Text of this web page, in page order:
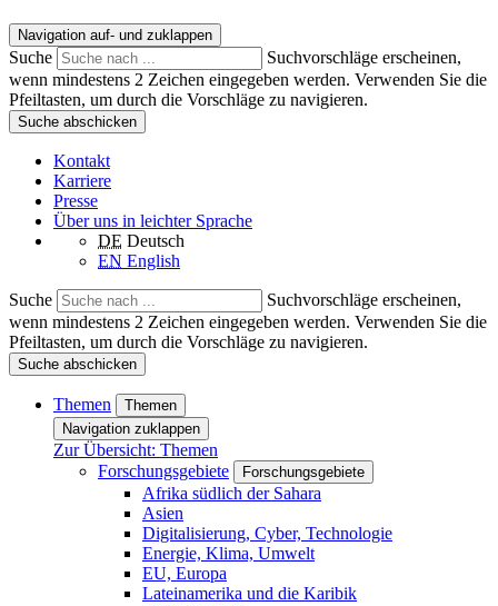
Navigation auf- und zuklappen
Suche
Suchvorschläge erscheinen,
wenn mindestens 2 Zeichen eingegeben werden. Verwenden Sie die
Pfeiltasten, um durch die Vorschläge zu navigieren.
Suche abschicken
Kontakt
Karriere
Presse
Über uns in leichter Sprache
DE Deutsch
EN English
Suche
Suchvorschläge erscheinen,
wenn mindestens 2 Zeichen eingegeben werden. Verwenden Sie die
Pfeiltasten, um durch die Vorschläge zu navigieren.
Suche abschicken
Themen
Themen
Navigation zuklappen
Zur Übersicht: Themen
Forschungsgebiete
Forschungsgebiete
Afrika südlich der Sahara
Asien
Digitalisierung, Cyber, Technologie
Energie, Klima, Umwelt
EU, Europa
Lateinamerika und die Karibik